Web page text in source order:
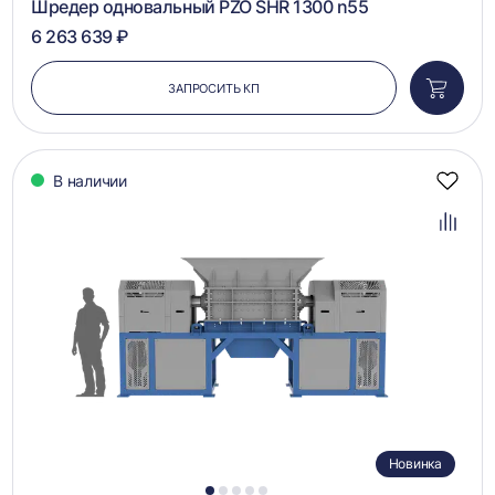
Шредер одновальный PZO SHR 1300 n55
6 263 639 ₽
ЗАПРОСИТЬ КП
в
В наличии
Новинка